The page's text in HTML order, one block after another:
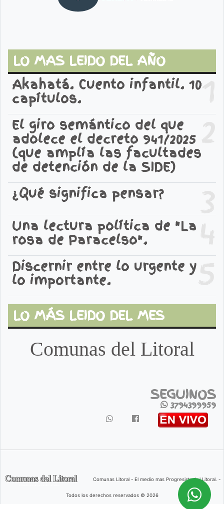
LO MAS LEIDO DEL AÑO
1
Akahatá. Cuento infantil. 10
capítulos.
2
El giro semántico del que
adolece el decreto 941/2025
(que amplía las facultades
de detención de la SIDE)
3
¿Qué significa pensar?
4
Una lectura política de "La
rosa de Paracelso".
5
Discernir entre lo urgente y
lo importante.
LO MÁS LEIDO DEL MES
Comunas del Litoral
SEGUINOS
3794399959
Comunas Litoral - El medio mas Progresista del Litoral. -
Todos los derechos reservados © 2026